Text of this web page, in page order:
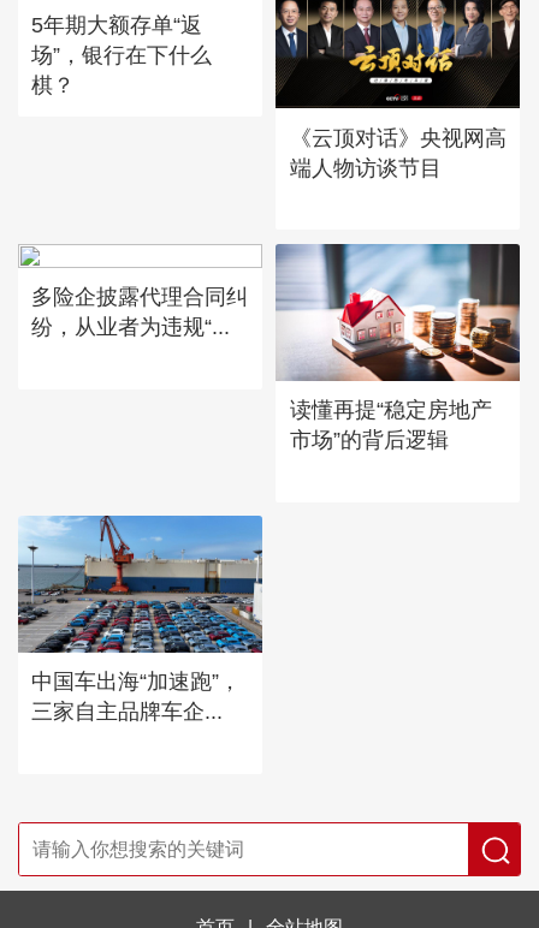
5年期大额存单“返
场”，银行在下什么
棋？
《云顶对话》央视网高
端人物访谈节目
多险企披露代理合同纠
纷，从业者为违规“...
读懂再提“稳定房地产
市场”的背后逻辑
中国车出海“加速跑”，
三家自主品牌车企...